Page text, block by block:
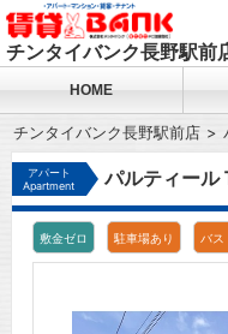
チンタイバンク長野駅前
HOME
チンタイバンク長野駅前店
アパート
Apartment
パルティー
敷金ゼロ 駐車場あり バス